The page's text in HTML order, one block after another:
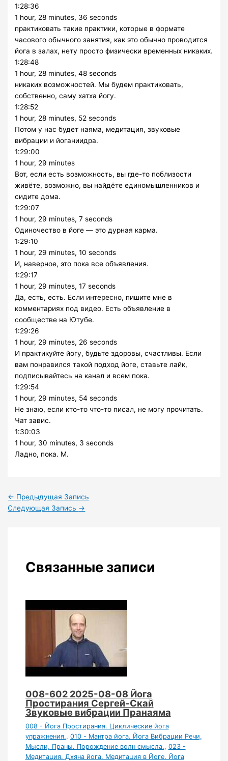
1:28:36
1 hour, 28 minutes, 36 seconds
практиковать такие практики, которые в формате
часового обычного занятия, как это обычно проводится
йога в залах, нету просто физически временных никаких.
1:28:48
1 hour, 28 minutes, 48 seconds
никаких возможностей. Мы будем практиковать,
собственно, саму хатха йогу.
1:28:52
1 hour, 28 minutes, 52 seconds
Потом у нас будет наяма, медитация, звуковые
вибрации и йоганиидра.
1:29:00
1 hour, 29 minutes
Вот, если есть возможность, вы где-то поблизости
живёте, возможно, вы найдёте единомышленников и
сидите дома.
1:29:07
1 hour, 29 minutes, 7 seconds
Одиночество в йоге — это дурная карма.
1:29:10
1 hour, 29 minutes, 10 seconds
И, наверное, это пока все объявления.
1:29:17
1 hour, 29 minutes, 17 seconds
Да, есть, есть. Если интересно, пишите мне в
комментариях под видео. Есть объявление в
сообществе на Ютубе.
1:29:26
1 hour, 29 minutes, 26 seconds
И практикуйте йогу, будьте здоровы, счастливы. Если
вам понравился такой подход йоге, ставьте лайк,
подписывайтесь на канал и всем пока.
1:29:54
1 hour, 29 minutes, 54 seconds
Не знаю, если кто-то что-то писал, не могу прочитать.
Чат завис.
1:30:03
1 hour, 30 minutes, 3 seconds
Ладно, пока. M.
← Предыдущая Запись
Следующая Запись →
Связанные записи
008-602 2025-08-08 Йога
Простирания Сергей-Скай
Звуковые вибрации Пранаяма
008 - Йога Простирания. Циклические йога
упражнения., 010 - Мантра йога. Йога Вибрации Речи,
Мысли, Праны. Порождение волн смысла., 023 -
Медитация. Дхяна йога. Медитация в Йоге. Йога